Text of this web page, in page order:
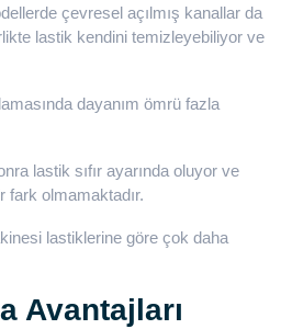
çevresel açılmış kanallar da
lastik kendini temizleyebiliyor ve
dayanım ömrü fazla
lastik sıfır ayarında oluyor ve
fark olmamaktadır.
lastiklerine göre çok daha
Avantajları